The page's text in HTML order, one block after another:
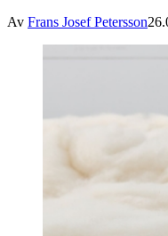
Av Frans Josef Petersson